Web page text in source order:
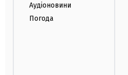
Аудіоновини
Погода